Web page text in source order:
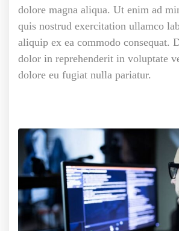
dolore magna aliqua. Ut enim ad
quis nostrud exercitation ullamco
aliquip ex ea commodo consequat.
dolor in reprehenderit in voluptate
dolore eu fugiat nulla pariatur.